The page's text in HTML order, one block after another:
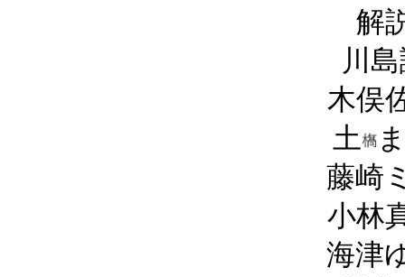
解
川
木俣
土
藤崎
小林
海津